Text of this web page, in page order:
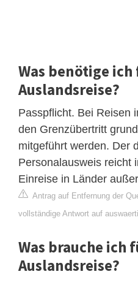
Was benötige
Auslandsreise?
Passpflicht. Bei Reisen
den Grenzübertritt
mitgeführt werden. Der
Personalausweis reicht
Einreise in Länder
Antrag auf Entfernung der
vollständige Antwort auf
Was brauche ich
Auslandsreise?